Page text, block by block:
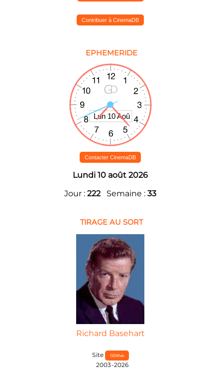
Contribuer à CinemaDB
EPHEMERIDE
Contacter CinemaDB
Lundi 10 août 2026
Jour : 222Semaine : 33
TIRAGE AU SORT
Richard Basehart
Site GDWeb
2003-2026